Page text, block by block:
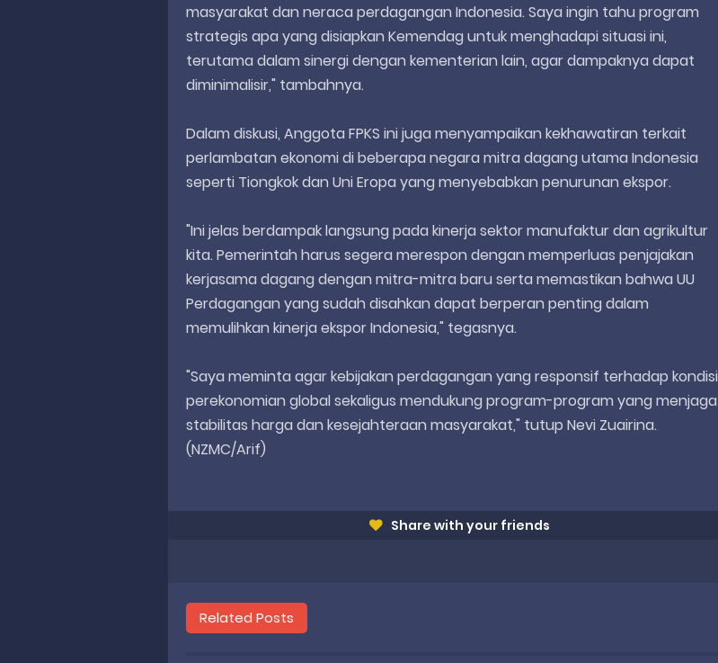
masyarakat dan neraca perdagangan Indonesia. Saya ingin tahu program
strategis apa yang disiapkan Kemendag untuk menghadapi situasi ini,
terutama dalam sinergi dengan kementerian lain, agar dampaknya dapat
diminimalisir," tambahnya.
Dalam diskusi, Anggota FPKS ini juga menyampaikan kekhawatiran terkait
perlambatan ekonomi di beberapa negara mitra dagang utama Indonesia
seperti Tiongkok dan Uni Eropa yang menyebabkan penurunan ekspor.
"Ini jelas berdampak langsung pada kinerja sektor manufaktur dan agrikultur
kita. Pemerintah harus segera merespon dengan memperluas penjajakan
kerjasama dagang dengan mitra-mitra baru serta memastikan bahwa UU
Perdagangan yang sudah disahkan dapat berperan penting dalam
memulihkan kinerja ekspor Indonesia," tegasnya.
"Saya meminta agar kebijakan perdagangan yang responsif terhadap kondisi
perekonomian global sekaligus mendukung program-program yang menjaga
stabilitas harga dan kesejahteraan masyarakat," tutup Nevi Zuairina.
(NZMC/Arif)
Share with your friends
Related Posts